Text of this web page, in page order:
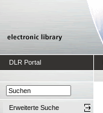
DLR Portal
Erweiterte Suche